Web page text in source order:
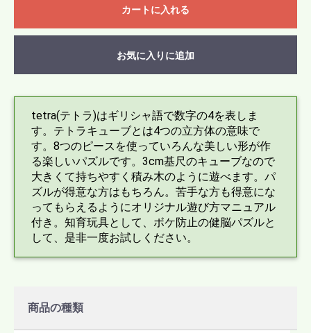
カートに入れる
お気に入りに追加
tetra(テトラ)はギリシャ語で数字の4を表しま
す。テトラキューブとは4つの立方体の意味で
す。8つのピースを使っていろんな美しい形が作
る楽しいパズルです。3cm基尺のキューブなので
大きくて持ちやすく積み木のように遊べます。パ
ズルが得意な方はもちろん。苦手な方も得意にな
ってもらえるようにオリジナル遊び方マニュアル
付き。知育玩具として、ボケ防止の健脳パズルと
して、是非一度お試しください。
商品の種類